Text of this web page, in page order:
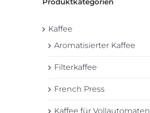
Kaffee
Aromatisierter Kaffee
Filterkaffee
French Press
Kaffee für Vollautomaten